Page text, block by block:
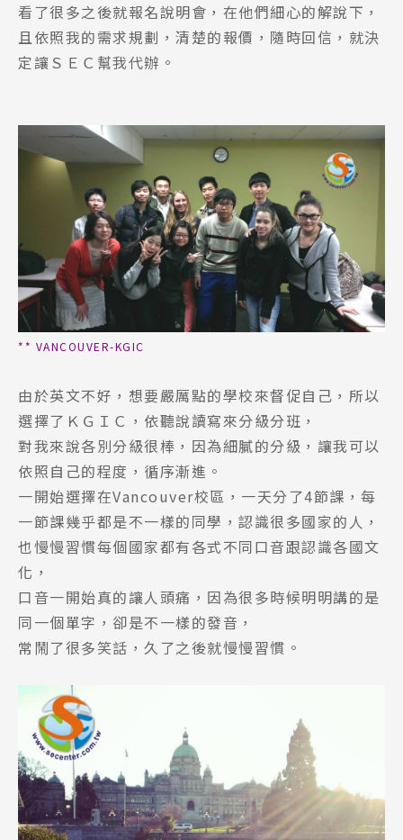
看了很多之後就報名說明會，在他們細心的解說下，
且依照我的需求規劃，清楚的報價，隨時回信，就決
定讓ＳＥＣ幫我代辦。
** VANCOUVER-KGIC
由於英文不好，想要嚴厲點的學校來督促自己，所以
選擇了ＫＧＩＣ，依聽說讀寫來分級分班，
對我來說各別分級很棒，因為細膩的分級，讓我可以
依照自己的程度，循序漸進。
一開始選擇在Vancouver校區，一天分了4節課，每
一節課幾乎都是不一樣的同學，認識很多國家的人，
也慢慢習慣每個國家都有各式不同口音跟認識各國文
化，
口音一開始真的讓人頭痛，因為很多時候明明講的是
同一個單字，卻是不一樣的發音，
常鬧了很多笑話，久了之後就慢慢習慣。